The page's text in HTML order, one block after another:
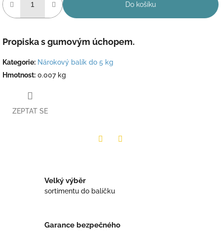
Do košíku
Propiska s gumovým úchopem.
Kategorie: Nárokový balík do 5 kg
Hmotnost: 0.007 kg
ZEPTAT SE
Velký výběr
sortimentu do balíčku
Garance bezpečného